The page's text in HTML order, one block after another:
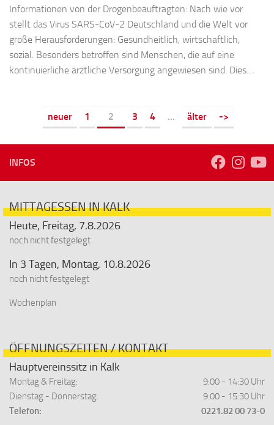
Informationen von der Drogenbeauftragten: Nach wie vor
stellt das Virus SARS-CoV-2 Deutschland und die Welt vor
große Herausforderungen: Gesundheitlich, wirtschaftlich,
sozial. Besonders betroffen sind Menschen, die auf eine
kontinuierliche ärztliche Versorgung angewiesen sind. Dies...
neuer 1 2 3 4 ... älter ->
INFOS
MITTAGESSEN IN KALK
Heute, Freitag, 7.8.2026
noch nicht festgelegt
In 3 Tagen, Montag, 10.8.2026
noch nicht festgelegt
Wochenplan
ÖFFNUNGSZEITEN / KONTAKT
Hauptvereinssitz in Kalk
Montag & Freitag:
9:00 - 14:30 Uhr
Dienstag - Donnerstag:
9:00 - 15:30 Uhr
Telefon:
0221.82 00 73-0